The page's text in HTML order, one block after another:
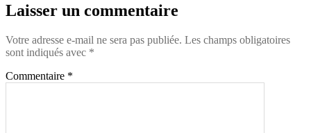
Laisser un commentaire
Votre adresse e-mail ne sera pas publiée. Les champs obligatoires
sont indiqués avec *
Commentaire *